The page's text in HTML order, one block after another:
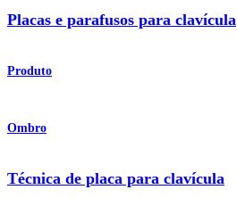
Placas e parafusos para clavícula
Produto
Ombro
Técnica de placa para clavícula